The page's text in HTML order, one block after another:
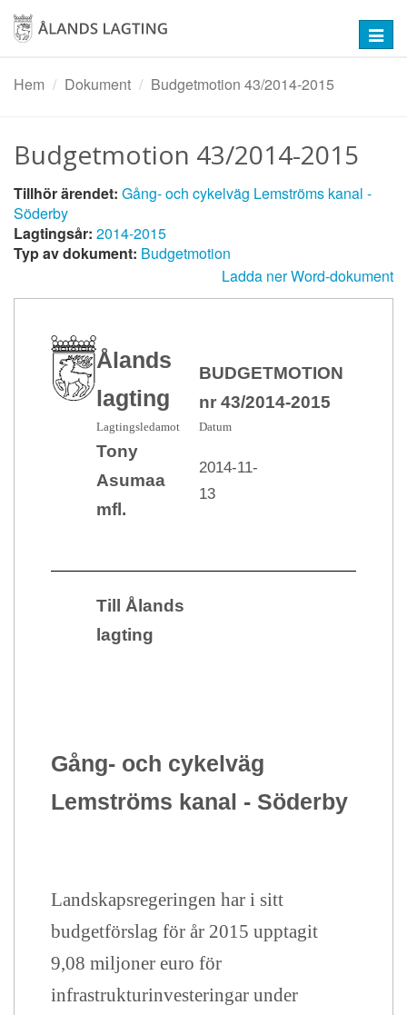
Hoppa
huvudinnehåll
Hem
Dokument Budgetmotion 43/2014-2015
Budgetmotion 43/2014-2015
Tillhör ärendet: Gång- och cykelväg Lemströms kanal -
Söderby
Lagtingsår: 2014-2015
Typ av dokument: Budgetmotion
Ladda ner Word-dokument
Ålands
lagting
BUDGETMOTION
nr 43/2014-2015
Lagtingsledamot Datum
Tony
Asumaa
mfl.
2014-11-
13
Till Ålands
lagting
Gång- och cykelväg
Lemströms kanal - Söderby
Landskapsregeringen har i sitt
budgetförslag för år 2015 upptagit
9,08 miljoner euro för
infrastrukturinvesteringar under